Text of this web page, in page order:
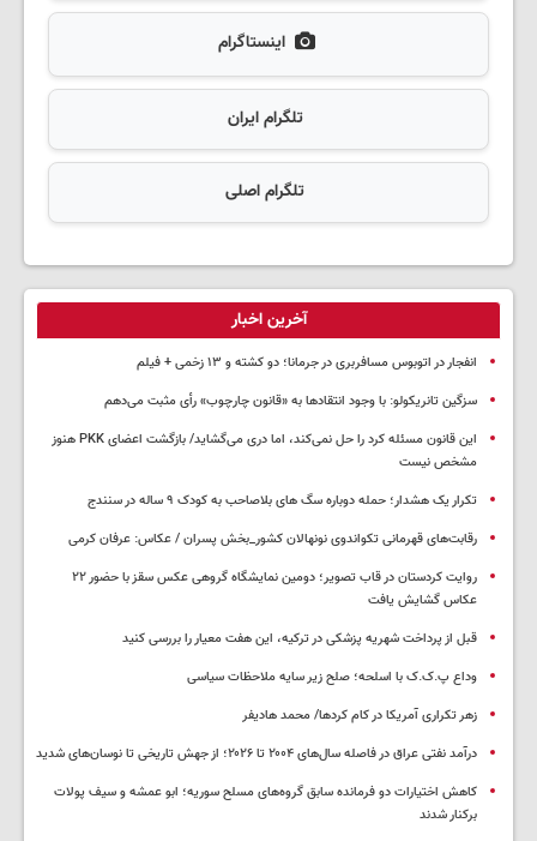
اینستاگرام
تلگرام ایران
تلگرام اصلی
آخرین اخبار
انفجار در اتوبوس مسافربری در جرمانا؛ دو کشته و ۱۳ زخمی + فیلم
سزگین تانریکولو: با وجود انتقادها به «قانون چارچوب» رأی مثبت می‌دهم
این قانون مسئله کرد را حل نمی‌کند، اما دری می‌گشاید/ بازگشت اعضای PKK هنوز
مشخص نیست
تکرار یک هشدار؛ حمله دوباره سگ های بلاصاحب به کودک ۹ ساله در سنندج
رقابت‌های قهرمانی تکواندوی نونهالان کشور_بخش پسران / عکاس: عرفان کرمی
روایت کردستان در قاب تصویر؛ دومین نمایشگاه گروهی عکس سقز با حضور ۲۲
عکاس گشایش یافت
قبل از پرداخت شهریه پزشکی در ترکیه، این هفت معیار را بررسی کنید
وداع پ.ک.ک با اسلحه؛ صلح زیر سایه ملاحظات سیاسی
زهر تکراری آمریکا در کام کردها/ محمد هادیفر
درآمد نفتی عراق در فاصله سال‌های ۲۰۰۴ تا ۲۰۲۶؛ از جهش تاریخی تا نوسان‌های شدید
کاهش اختیارات دو فرمانده سابق گروه‌های مسلح سوریه؛ ابو عمشه و سیف پولات
برکنار شدند